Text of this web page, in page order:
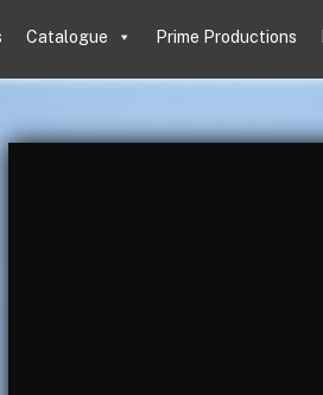
Catalogue Prime Productions